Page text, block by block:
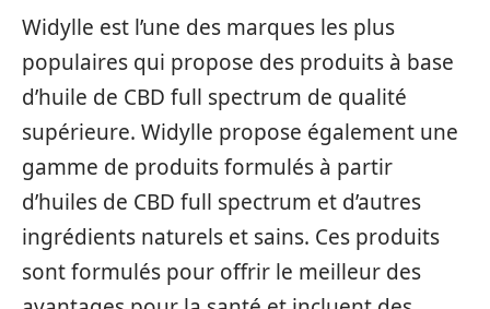
Widylle est l’une des marques les plus
populaires qui propose des produits à base
d’huile de CBD full spectrum de qualité
supérieure. Widylle propose également une
gamme de produits formulés à partir
d’huiles de CBD full spectrum et d’autres
ingrédients naturels et sains. Ces produits
sont formulés pour offrir le meilleur des